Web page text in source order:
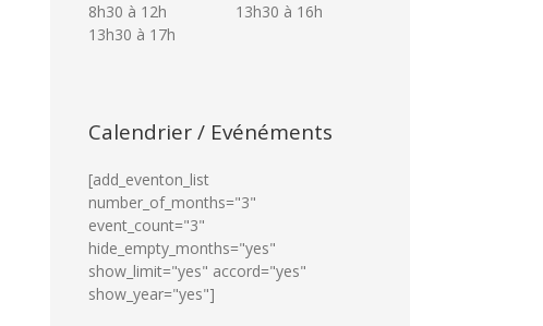
8h30 à 12h
13h30 à 17h
13h30 à 16h
Calendrier / Evénéments
[add_eventon_list
number_of_months="3"
event_count="3"
hide_empty_months="yes"
show_limit="yes" accord="yes"
show_year="yes"]